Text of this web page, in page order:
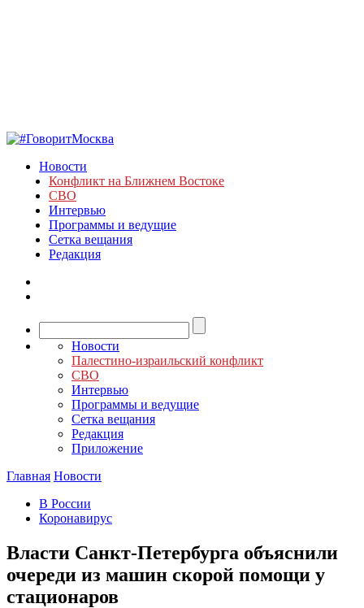
Новости
Конфликт на Ближнем Востоке
СВО
Интервью
Программы и ведущие
Сетка вещания
Редакция
Новости
Палестино-израильский конфликт
СВО
Интервью
Программы и ведущие
Сетка вещания
Редакция
Приложение
Главная Новости
В России
Коронавирус
Власти Санкт-Петербурга объяснили
очереди из машин скорой помощи у
стационаров